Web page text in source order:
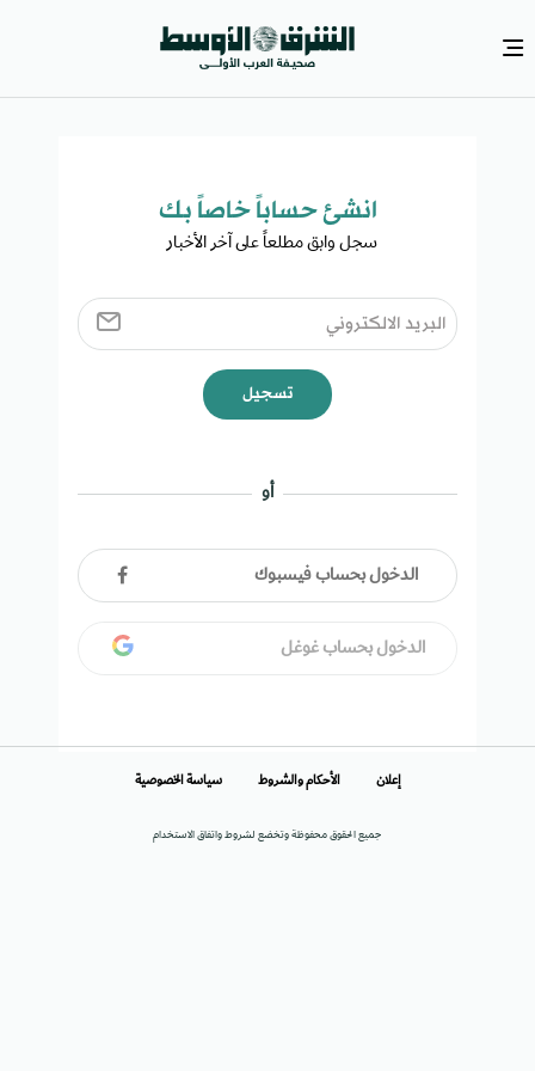
انشئ حساباً خاصاً بك​
سجل وابق مطلعاً على آخر الأخبار ​
تسجيل
أو
الدخول بحساب فيسبوك
الدخول بحساب غوغل
جميع الحقوق محفوظة وتخضع لشروط واتفاق الاستخدام
إعلان الأحكام والشروط سياسة الخصوصية